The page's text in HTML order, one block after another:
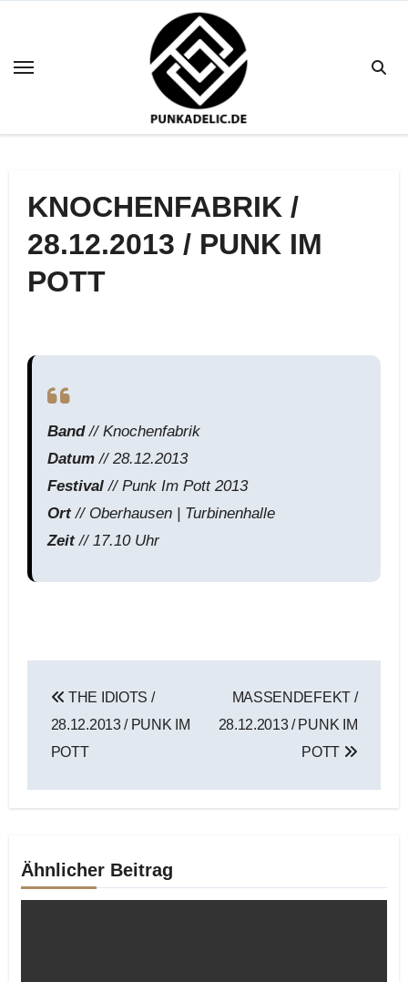
springen
KNOCHENFABRIK /
28.12.2013 / PUNK IM
POTT
Band// Knochenfabrik
Datum// 28.12.2013
Festival// Punk Im Pott 2013
Ort// Oberhausen | Turbinenhalle
Zeit// 17.10 Uhr
THE IDIOTS /
28.12.2013 / PUNK IM
POTT
MASSENDEFEKT /
28.12.2013 / PUNK IM
POTT
Ähnlicher Beitrag